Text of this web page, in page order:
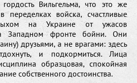
Вильгельма, что это же
войска, счастливые
на Украине от ужасов
Западном фронте бойни. Они
друзьями, а не врагами: здесь
и подкормиться. Лица
образцовая, спокойная
собственного достоинства.